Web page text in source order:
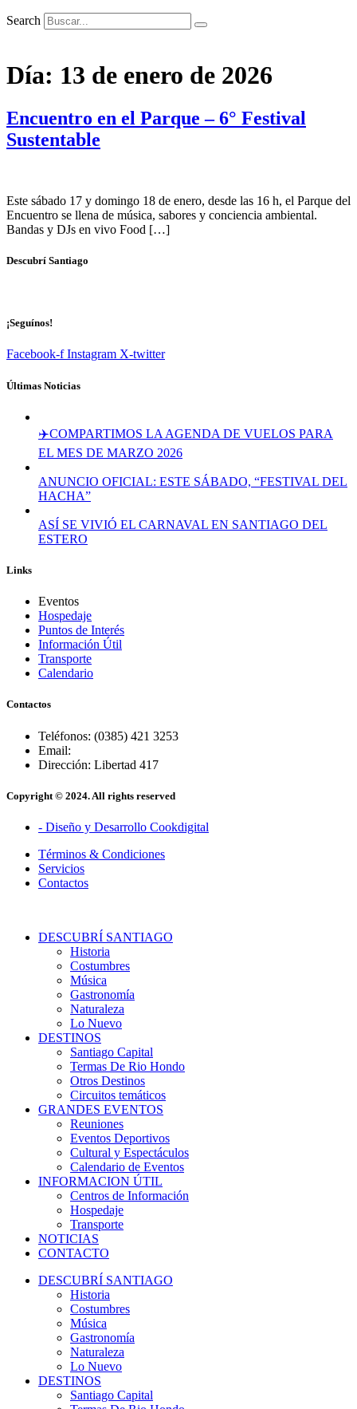
Search
Día: 13 de enero de 2026
Encuentro en el Parque – 6° Festival
Sustentable
Este sábado 17 y domingo 18 de enero, desde las 16 h, el Parque del
Encuentro se llena de música, sabores y conciencia ambiental.
Bandas y DJs en vivo Food […]
Descubrí Santiago
¡Seguínos!
Facebook-f Instagram X-twitter
Últimas Noticias
✈️COMPARTIMOS LA AGENDA DE VUELOS PARA
EL MES DE MARZO 2026
ANUNCIO OFICIAL: ESTE SÁBADO, “FESTIVAL DEL
HACHA”
ASÍ SE VIVIÓ EL CARNAVAL EN SANTIAGO DEL
ESTERO
Links
Eventos
Hospedaje
Puntos de Interés
Información Útil
Transporte
Calendario
Contactos
Teléfonos: (0385) 421 3253
Email:
Dirección: Libertad 417
Copyright © 2024. All rights reserved
- Diseño y Desarrollo Cookdigital
Términos & Condiciones
Servicios
Contactos
DESCUBRÍ SANTIAGO
Historia
Costumbres
Música
Gastronomía
Naturaleza
Lo Nuevo
DESTINOS
Santiago Capital
Termas De Rio Hondo
Otros Destinos
Circuitos temáticos
GRANDES EVENTOS
Reuniones
Eventos Deportivos
Cultural y Espectáculos
Calendario de Eventos
INFORMACION ÚTIL
Centros de Información
Hospedaje
Transporte
NOTICIAS
CONTACTO
DESCUBRÍ SANTIAGO
Historia
Costumbres
Música
Gastronomía
Naturaleza
Lo Nuevo
DESTINOS
Santiago Capital